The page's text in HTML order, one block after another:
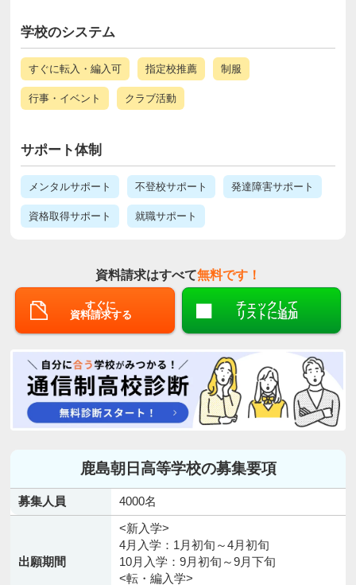
学校のシステム
すぐに転入・編入可 指定校推薦 制服
行事・イベント クラブ活動
サポート体制
メンタルサポート 不登校サポート 発達障害サポート
資格取得サポート 就職サポート
資料請求はすべて無料です！
すぐに
資料請求する
チェックして
リストに追加
鹿島朝日高等学校の募集要項
募集人員 4000名
出願期間
<新入学>
4月入学：1月初旬～4月初旬
10月入学：9月初旬～9月下旬
<転・編入学>